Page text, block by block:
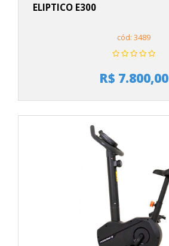
ELIPTICO E300
cód: 3489
R$ 7.800,00